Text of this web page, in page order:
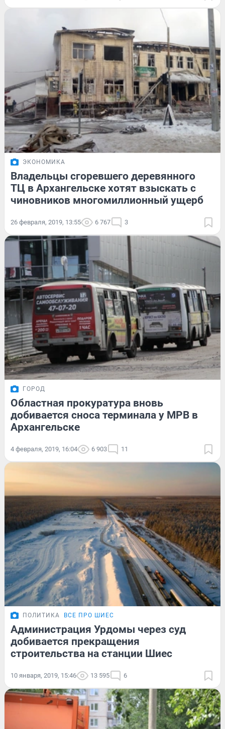
ЭКОНОМИКА
Владельцы сгоревшего деревянного
ТЦ в Архангельске хотят взыскать с
чиновников многомиллионный ущерб
26 февраля, 2019, 13:55 6 767 3
ГОРОД
Областная прокуратура вновь
добивается сноса терминала у МРВ в
Архангельске
4 февраля, 2019, 16:04 6 903 11
ПОЛИТИКА ВСЕ ПРО ШИЕС
Администрация Урдомы через суд
добивается прекращения
строительства на станции Шиес
10 января, 2019, 15:46 13 595 6